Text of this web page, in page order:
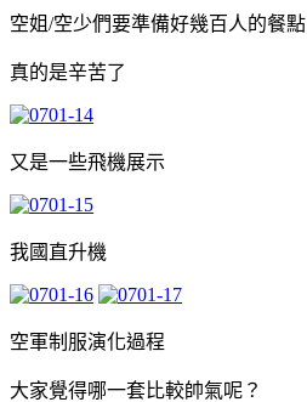
空姐/空少們要準備好幾百人的餐點
真的是辛苦了
又是一些飛機展示
我國直升機
空軍制服演化過程
大家覺得哪一套比較帥氣呢？